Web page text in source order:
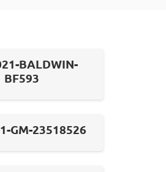
BALDWIN-
BF593
GM-23518526